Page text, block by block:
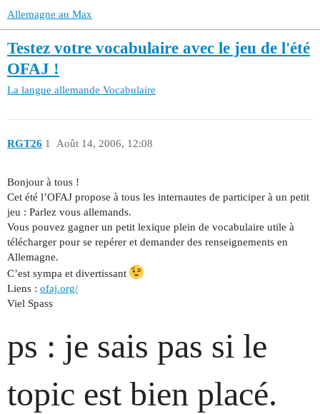
Allemagne au Max
Testez votre vocabulaire avec le jeu de l'été
OFAJ !
La langue allemande Vocabulaire
RGT26 Août 14, 2006, 12:08
1
Bonjour à tous !
Cet été l’OFAJ propose à tous les internautes de participer à un petit
jeu : Parlez vous allemands.
Vous pouvez gagner un petit lexique plein de vocabulaire utile à
télécharger pour se repérer et demander des renseignements en
Allemagne.
C’est sympa et divertissant
Liens : ofaj.org/
Viel Spass
ps : je sais pas si le
topic est bien placé.